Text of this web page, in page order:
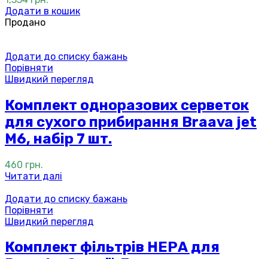
Додати в кошик
Продано
Додати до списку бажань
Порівняти
Швидкий перегляд
Комплект одноразових серветок
для сухого прибирання Braava jet
M6, набір 7 шт.
460 грн.
Читати далі
Додати до списку бажань
Порівняти
Швидкий перегляд
Комплект фільтрів НЕРА для